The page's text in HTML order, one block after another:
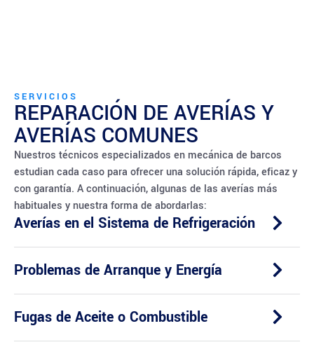
SERVICIOS
REPARACIÓN DE AVERÍAS Y
AVERÍAS COMUNES
Nuestros técnicos especializados en mecánica de barcos
estudian cada caso para ofrecer una solución rápida, eficaz y
con garantía. A continuación, algunas de las averías más
habituales y nuestra forma de abordarlas:
Averías en el Sistema de Refrigeración
Problemas de Arranque y Energía
Fugas de Aceite o Combustible